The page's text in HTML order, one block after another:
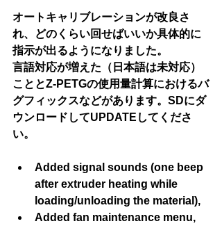
オートキャリブレーションが改良さ
れ、どのくらい回せばいいか具体的に
指示が出るようになりました。
言語対応が増えた（日本語は未対応）
こととZ-PETGの使用量計算におけるバ
グフィックスなどがあります。SDにダ
ウンロードしてUPDATEしてくださ
い。
Added signal sounds (one beep
after extruder heating while
loading/unloading the material),
Added fan maintenance menu,